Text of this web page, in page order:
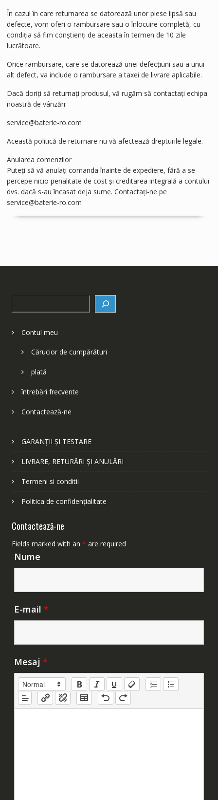
În cazul în care returnarea se datorează unor piese lipsă sau
defecte, vom oferi o rambursare sau o înlocuire completă, cu
condiția să fim conștienți de aceasta în termen de 10 zile
lucrătoare.
Orice rambursare, care se datorează unei defecțiuni sau a unui
alt defect, va include o rambursare a taxei de livrare aplicabile.
Dacă doriți să returnați produsul, vă rugăm să contactați echipa
noastră de vânzări:
service@baterie-ro.com
Această politică de returnare nu vă afectează drepturile legale.
Anularea comenzilor
Puteți să vă anulați comanda înainte de expediere, fără a se
percepe nicio penalitate de cost și creditarea integrală a contului
dvs. dacă s-au încasat deja sume. Contactați-ne pe
service@baterie-ro.com
Contul meu
Cărucior de cumpărături
plată
întrebări frecvente
Contactează-ne
GARANȚII ȘI TESTARE
LIVRARE, RETURĂRI ȘI ANULĂRI
Termeni si conditii
Politica de confidențialitate
Contactează-ne
Fields marked with an * are required
Nume
E-mail *
Mesaj *